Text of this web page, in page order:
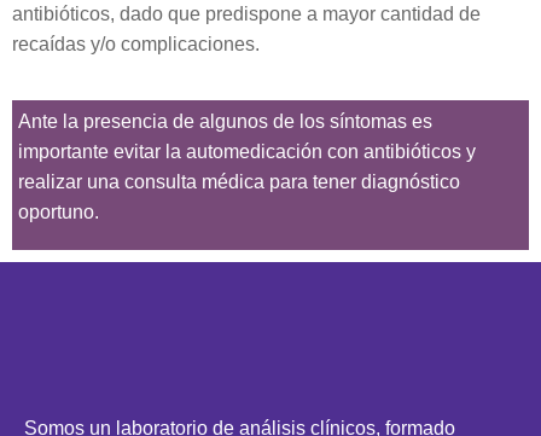
antibióticos, dado que predispone a mayor cantidad de
recaídas y/o complicaciones.
Ante la presencia de algunos de los síntomas es
importante evitar la automedicación con antibióticos y
realizar una consulta médica para tener diagnóstico
oportuno.
Somos un laboratorio de análisis clínicos, formado